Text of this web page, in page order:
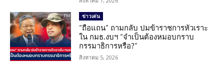
ข่าวเด่น
“ถือแถน” ถามกลับ ปมข้าราชการหัวเราะ
ใน กมธ.งบฯ “จำเป็นต้องหมอบกราบ
กรรมาธิการหรือ?”
สิงหาคม 5, 2026